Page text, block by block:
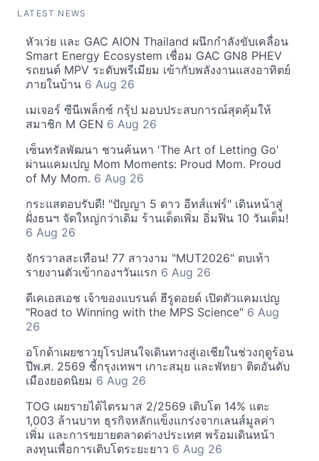
LATEST NEWS
หัวเว่ย และ GAC AION Thailand ผนึกกำลังขับเคลื่อน
Smart Energy Ecosystem เชื่อม GAC GN8 PHEV
รถยนต์ MPV ระดับพรีเมียม เข้ากับพลังงานแสงอาทิตย์
ภายในบ้าน 6 Aug 26
เมเจอร์ ซีนีเพล็กซ์ กรุ้ป มอบประสบการณ์สุดคุ้มให้
สมาชิก M GEN 6 Aug 26
เซ็นทรัลพัฒนา ชวนค้นหา 'The Art of Letting Go'
ผ่านแคมเปญ Mom Moments: Proud Mom. Proud
of My Mom. 6 Aug 26
กระแสตอบรับดี! "ปัญญา 5 ดาว อีทส์แฟร์" เดินหน้าสู่
ฝั่งธนฯ จัดใหญ่กว่าเดิม ร้านเด็ดเพิ่ม อิ่มฟิน 10 วันเต็ม!
6 Aug 26
จักรวาลสะเทือน! 77 สาวงาม "MUT2026" ตบเท้า
รายงานตัวเข้ากองฯวันแรก 6 Aug 26
ดีเคเอสเอช เจ้าของแบรนด์ ฮีรูดอยด์ เปิดตัวแคมเปญ
"Road to Winning with the MPS Science" 6 Aug
26
อโกด้าเผยชาวยุโรปสนใจเดินทางสู่เอเชียในช่วงฤดูร้อน
ปีพ.ศ. 2569 ชี้กรุงเทพฯ เกาะสมุย และพัทยา ติดอันดับ
เมืองยอดนิยม 6 Aug 26
TOG เผยรายได้ไตรมาส 2/2569 เติบโต 14% แตะ
1,003 ล้านบาท ธุรกิจหลักแข็งแกร่งจากเลนส์มูลค่า
เพิ่ม และการขยายตลาดต่างประเทศ พร้อมเดินหน้า
ลงทุนเพื่อการเติบโตระยะยาว 6 Aug 26